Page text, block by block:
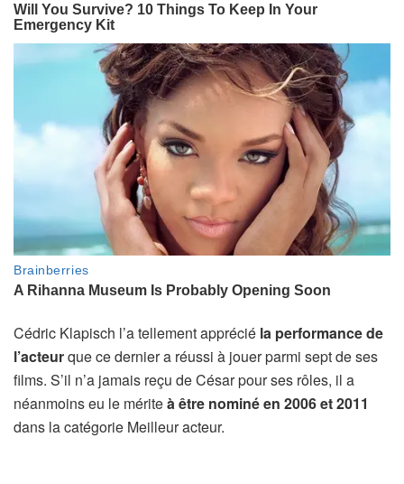
Cédric Klapisch l’a tellement apprécié la performance de
l’acteurque ce dernier a réussi à jouer parmi sept de ses
films. S’il n’a jamais reçu de César pour ses rôles, il a
néanmoins eu le mériteà être nominé en 2006 et 2011
dans la catégorie Meilleur acteur.